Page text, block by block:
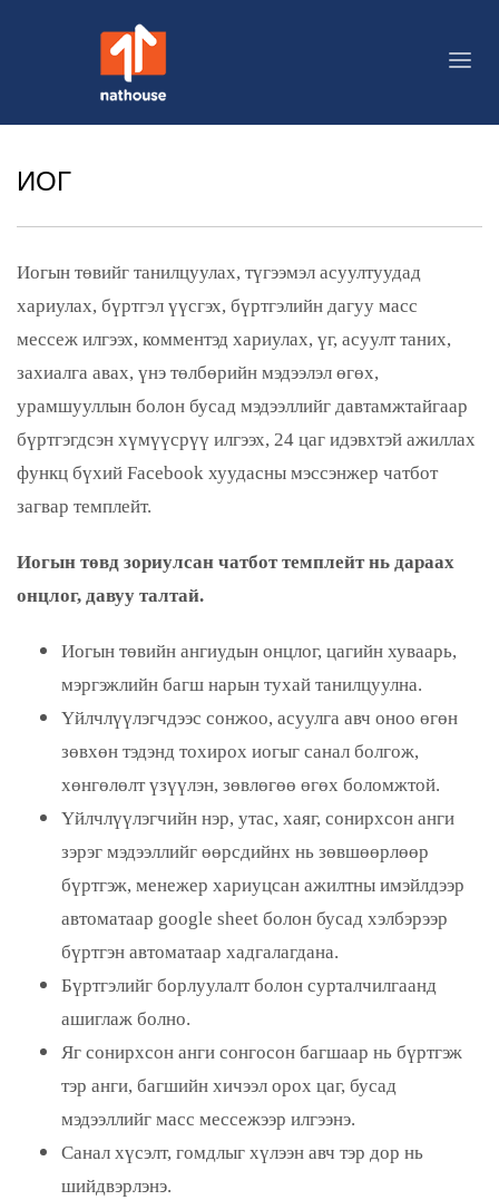
ИОГ
Иогын төвийг танилцуулах, түгээмэл асуултуудад
хариулах, бүртгэл үүсгэх, бүртгэлийн дагуу масс
мессеж илгээх, комментэд хариулах, үг, асуулт таних,
захиалга авах, үнэ төлбөрийн мэдээлэл өгөх,
урамшууллын болон бусад мэдээллийг давтамжтайгаар
бүртгэгдсэн хүмүүсрүү илгээх, 24 цаг идэвхтэй ажиллах
функц бүхий Facebook хуудасны мэссэнжер чатбот
загвар темплейт.
Иогын төвд зориулсан чатбот темплейт нь дараах
онцлог, давуу талтай.
Иогын төвийн ангиудын онцлог, цагийн хуваарь,
мэргэжлийн багш нарын тухай танилцуулна.
Үйлчлүүлэгчдээс сонжоо, асуулга авч оноо өгөн
зөвхөн тэдэнд тохирох иогыг санал болгож,
хөнгөлөлт үзүүлэн, зөвлөгөө өгөх боломжтой.
Үйлчлүүлэгчийн нэр, утас, хаяг, сонирхсон анги
зэрэг мэдээллийг өөрсдийнх нь зөвшөөрлөөр
бүртгэж, менежер хариуцсан ажилтны имэйлдээр
автоматаар google sheet болон бусад хэлбэрээр
бүртгэн автоматаар хадгалагдана.
Бүртгэлийг борлуулалт болон сурталчилгаанд
ашиглаж болно.
Яг сонирхсон анги сонгосон багшаар нь бүртгэж
тэр анги, багшийн хичээл орох цаг, бусад
мэдээллийг масс мессежээр илгээнэ.
Санал хүсэлт, гомдлыг хүлээн авч тэр дор нь
шийдвэрлэнэ.